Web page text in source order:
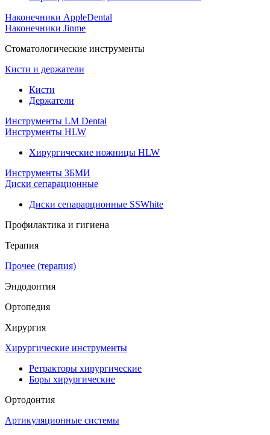
Наконечники AppleDental
Наконечники Jinme
Стоматологические инструменты
Кисти и держатели
Кисти
Держатели
Инструменты LM Dental
Инструменты HLW
Хирургические ножницы HLW
Инструменты ЗБМИ
Диски сепарационные
Диски сепарарционные SSWhite
Профилактика и гигиена
Терапия
Прочее (терапия)
Эндодонтия
Ортопедия
Хирургия
Хирургические инструменты
Ретракторы хирургические
Боры хирургические
Ортодонтия
Артикуляционные системы